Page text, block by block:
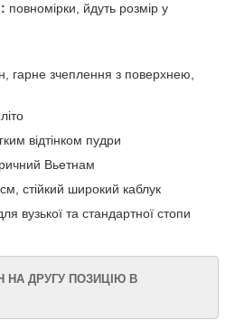
повномірки, йдуть розмір у
гарне зчеплення з поверхнею,
відтінком пудри
Вьетнам
стійкий широкий каблук
вузької та стандартної стопи
НА ДРУГУ ПОЗИЦІЮ В